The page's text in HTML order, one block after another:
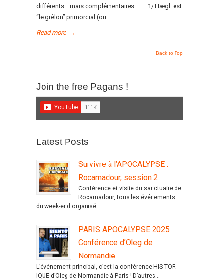
différents… mais complémentaires : – 1/ Hægl est
“le grêlon” primordial (ou
Read more →
Back to Top
Join the free Pagans !
Latest Posts
Survivre à l’APOCALYPSE :
Rocamadour, session 2
Conférence et visite du sanctuaire de
Rocamadour, tous les événements
du week-end organisé...
PARIS APOCALYPSE 2025
Conférence d’Oleg de
Normandie
L’événement principal, c’est la conférence HIS-TOR-
IQUE d’Oleg de Normandie à Paris ! D’autres...